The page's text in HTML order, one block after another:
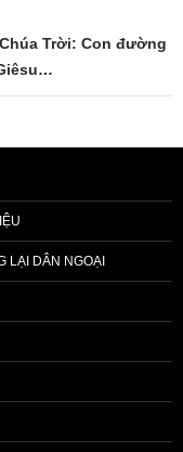
Trời: Con đường
LẠI DÂN NGOẠI